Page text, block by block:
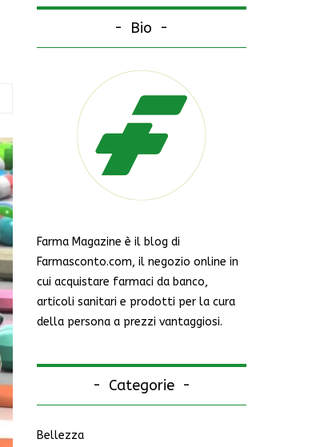
Bio
Farma Magazine è il blog di
Farmasconto.com, il negozio online in
cui acquistare farmaci da banco,
articoli sanitari e prodotti per la cura
della persona a prezzi vantaggiosi.
Categorie
Bellezza